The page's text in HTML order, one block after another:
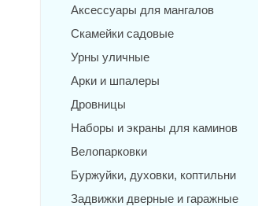
Аксессуары для мангалов
Скамейки садовые
Урны уличные
Арки и шпалеры
Дровницы
Наборы и экраны для каминов
Велопарковки
Буржуйки, духовки, коптильни
Задвижки дверные и гаражные